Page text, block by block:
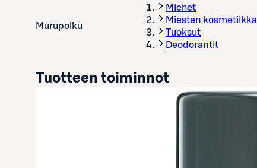
Murupolku
Miehet
Miesten kosmetiikka
Tuoksut
Deodorantit
Tuotteen toiminnot